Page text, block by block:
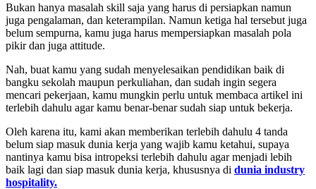
Bukan hanya masalah skill saja yang harus di persiapkan namun
juga pengalaman, dan keterampilan. Namun ketiga hal tersebut juga
belum sempurna, kamu juga harus mempersiapkan masalah pola
pikir dan juga attitude.
Nah, buat kamu yang sudah menyelesaikan pendidikan baik di
bangku sekolah maupun perkuliahan, dan sudah ingin segera
mencari pekerjaan, kamu mungkin perlu untuk membaca artikel ini
terlebih dahulu agar kamu benar-benar sudah siap untuk bekerja.
Oleh karena itu, kami akan memberikan terlebih dahulu 4 tanda
belum siap masuk dunia kerja yang wajib kamu ketahui, supaya
nantinya kamu bisa intropeksi terlebih dahulu agar menjadi lebih
baik lagi dan siap masuk dunia kerja, khususnya di dunia industry
hospitality.